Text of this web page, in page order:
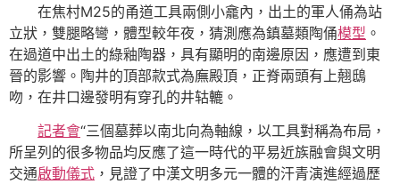
在焦村M25的甬道工具兩側小龕內，出土的軍人俑為站
立狀，雙腿略彎，體型較年夜，猜測應為鎮墓類陶俑模型 。
在過道中出土的綠釉陶器，具有顯明的南邊原因，應遭到東
晉的影響。陶井的頂部款式為廡殿頂，正脊兩頭有上翹鴟
吻，在井口邊發明有穿孔的井轱轆。
記者會“三個墓葬以南北向為軸線，以工具對稱為布局，
所呈列的很多物品均反應了這一時代的平易近族融會與文明
交通啟動儀式 ，見證了中漢文明多元一體的汗青演進經過歷